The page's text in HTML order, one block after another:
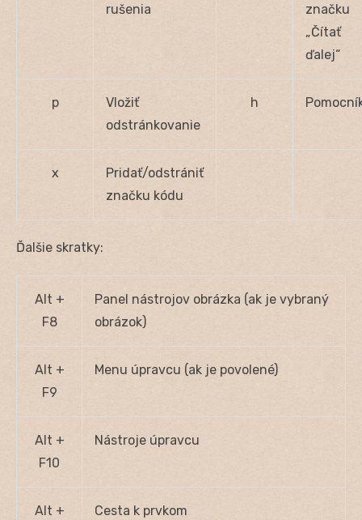
rušenia
značku
„Čítať
ďalej“
p
Vložiť
odstránkovanie
h
x
Pridať/odstrániť
značku kódu
Ďalšie skratky:
Alt +
F8
Panel nástrojov obrázka (ak je vybraný
obrázok)
Alt +
F9
Menu úpravcu (ak je povolené)
Alt +
F10
Nástroje úpravcu
Alt + Cesta k prvkom